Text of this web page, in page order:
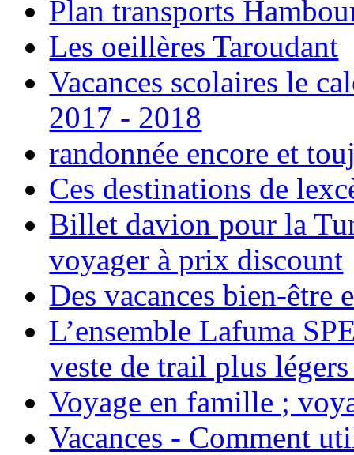
Plan transports
Les oeillères Taroudant
Vacances scolaires le
2017 - 2018
randonnée encore et
Ces destinations de
Billet davion pour la
voyager à prix discount
Des vacances bien-être
L’ensemble Lafuma
veste de trail plus
Voyage en famille ;
Vacances - Comment